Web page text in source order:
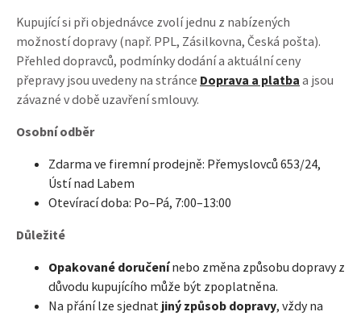
Kupující si při objednávce zvolí jednu z nabízených
možností dopravy (např. PPL, Zásilkovna, Česká pošta).
Přehled dopravců, podmínky dodání a aktuální ceny
přepravy jsou uvedeny na stránce Doprava a platba a jsou
závazné v době uzavření smlouvy.
Osobní odběr
Zdarma ve firemní prodejně: Přemyslovců 653/24,
Ústí nad Labem
Otevírací doba: Po–Pá, 7:00–13:00
Důležité
Opakované doručenínebo změna způsobu dopravy z
důvodu kupujícího může být zpoplatněna.
Na přání lze sjednat jiný způsob dopravy, vždy na